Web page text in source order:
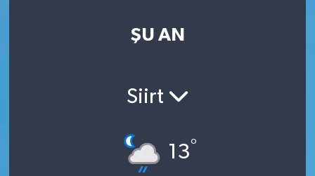
ŞU AN
Siirt
13°